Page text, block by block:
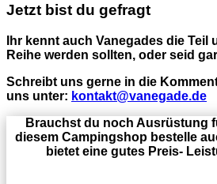
Jetzt bist du gefragt
Ihr kennt auch Vanegades die Teil
Reihe werden sollten, oder seid
Schreibt uns gerne in die
uns unter: kontakt@vanegade.de
Brauchst du noch Ausrüstung
diesem Campingshop bestelle
bietet eine gutes Preis-